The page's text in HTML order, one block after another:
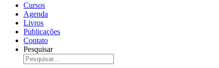
Cursos
Agenda
Livros
Publicações
Contato
Pesquisar